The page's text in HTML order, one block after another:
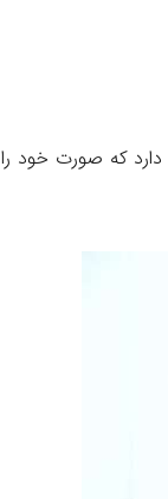
که صورت خود را